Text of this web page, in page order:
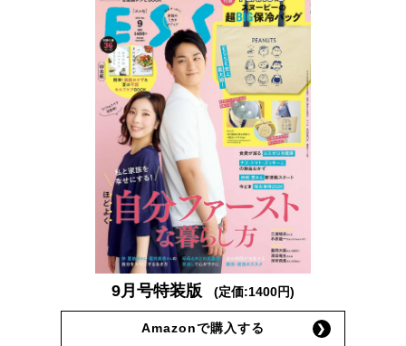
9月号特装版 (定価:1400円)
Amazonで購入する